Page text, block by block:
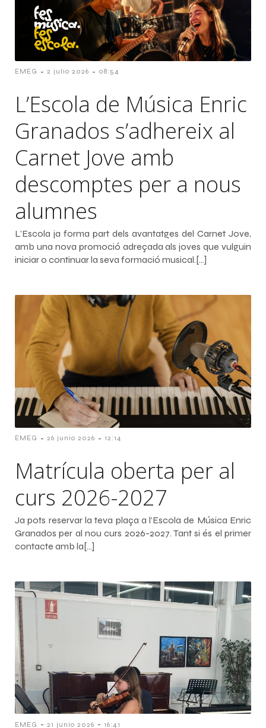
EMEG - 2 julio 2026 - 08:54
L’Escola de Música Enric
Granados s’adhereix al
Carnet Jove amb
descomptes per a nous
alumnes
L’Escola ja forma part dels avantatges del Carnet Jove,
amb una nova promoció adreçada als joves que vulguin
iniciar o continuar la seva formació musical.[…]
EMEG - 26 junio 2026 - 12:14
Matrícula oberta per al
curs 2026-2027
Ja pots reservar la teva plaça a l’Escola de Música Enric
Granados per al nou curs 2026-2027. Tant si és el primer
contacte amb la[…]
EMEG - 21 junio 2026 - 16:41